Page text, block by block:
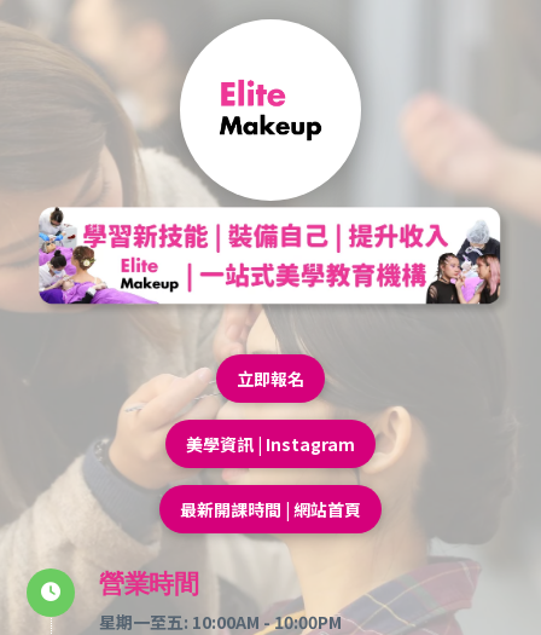
立即報名
美學資訊 | Instagram
最新開課時間 | 網站首頁
營業時間
​星期一至五: 10:00AM - 10:00PM